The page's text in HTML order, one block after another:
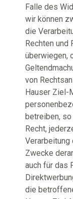
Falle des
wir können
die
Rechten und
überwiegen,
von
Hauser Ziel-
betreiben,
Recht,
Verarbeitung
Zwecke
auch für das
die